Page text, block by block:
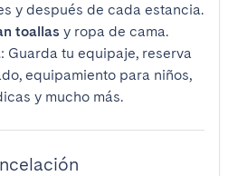
y después de cada estancia.
toallas y ropa de cama.
: Guarda tu equipaje, reserva
equipamiento para niños,
y mucho más.